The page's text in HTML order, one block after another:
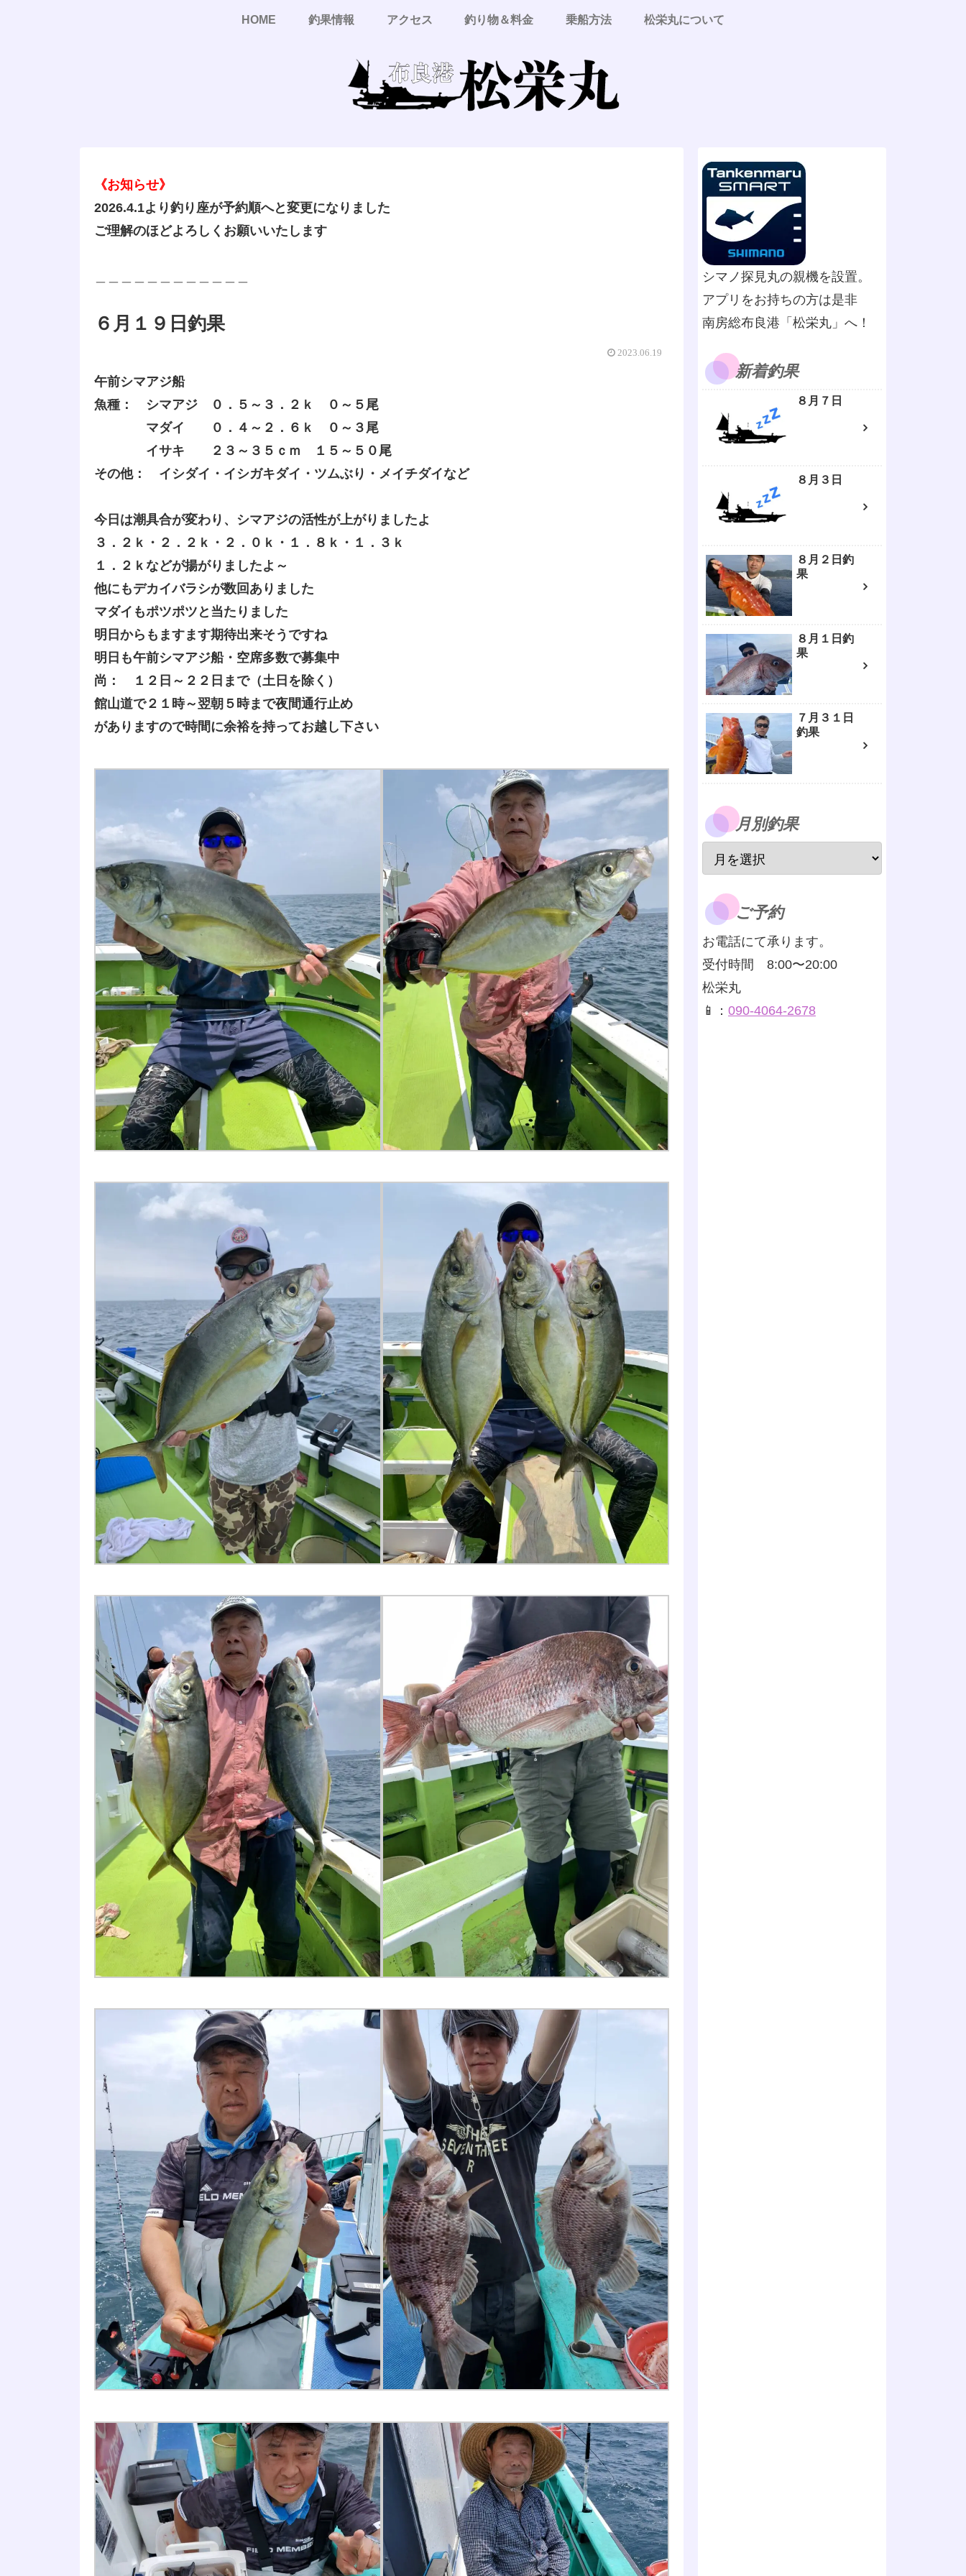
HOME 釣果情報 アクセス 釣り物＆料金 乗船方法 松栄丸について
《お知らせ》
2026.4.1より釣り座が予約順へと変更になりました
ご理解のほどよろしくお願いいたします
６月１９日釣果
2023.06.19
午前シマアジ船
魚種： シマアジ ０．５～３．２ｋ ０～５尾
マダイ ０．４～２．６ｋ ０～３尾
イサキ ２３～３５ｃｍ １５～５０尾
その他： イシダイ・イシガキダイ・ツムぶり・メイチダイなど
今日は潮具合が変わり、シマアジの活性が上がりましたよ
３．２ｋ・２．２ｋ・２．０ｋ・１．８ｋ・１．３ｋ
１．２ｋなどが揚がりましたよ～
他にもデカイバラシが数回ありました
マダイもポツポツと当たりました
明日からもますます期待出来そうですね
明日も午前シマアジ船・空席多数で募集中
尚： １２日～２２日まで（土日を除く）
館山道で２１時～翌朝５時まで夜間通行止め
がありますので時間に余裕を持ってお越し下さい
シマノ探見丸の親機を設置。
アプリをお持ちの方は是非
南房総布良港「松栄丸」へ！
新着釣果
８月７日
８月３日
８月２日釣
果
８月１日釣
果
７月３１日
釣果
月別釣果
ご予約
お電話にて承ります。
受付時間 8:00〜20:00
松栄丸
📱： 090-4064-2678